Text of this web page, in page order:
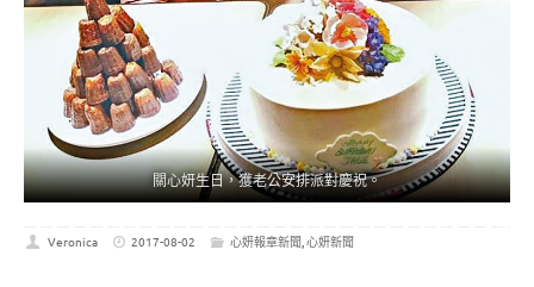
關心妍生日，獲老公安排派對慶祝。
Veronica 2017-08-02 心妍報章新聞,心妍新聞